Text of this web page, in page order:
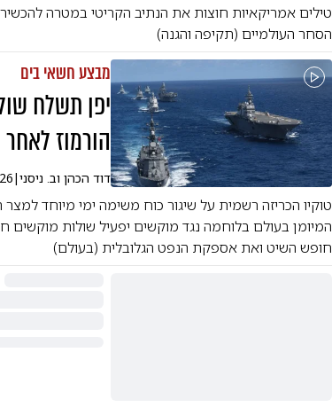
טילים אמריקאיות חוצות את הנתיב הקריטי במטרה
הסחר העולמיים (תקיפה והגנה)
מבצע חשאי בים
יפן תשלח
הורמוז
דוד הכהן וב. ניסני|
טוקיו הכריזה רשמית על שיגור כוח משימה ימי מיוחד
המיומן בעולם בלוחמה נגד מוקשים יפעיל שולות מוקשים
חופש השיט ואת אספקת הנפט הגלובלית (בעולם)